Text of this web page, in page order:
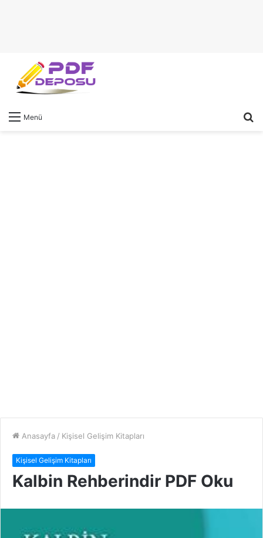
Menü
Anasayfa / Kişisel Gelişim Kitapları
Kişisel Gelişim Kitapları
Kalbin Rehberindir PDF Oku